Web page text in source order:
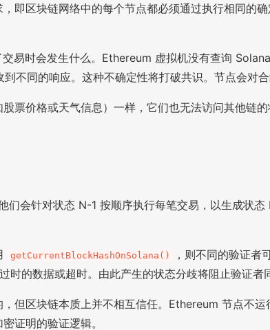
即区块链网络中的每个节点都必须通过执行相同的
易时会发生什么。Ethereum 虚拟机没有查询
不同的响应。这种不确定性将打破共识。节点会对
票价格或天气信息）一样，它们也无法访问其他链
会针对状态 N-1 按顺序执行每笔交易，以生成状
getCurrentBlockHashOnSolana()
，则不同的验证者
的数据或超时。由此产生的状态分歧将阻止验证者
但区块链本质上并不相互信任。Ethereum 节点不
证明的验证逻辑。